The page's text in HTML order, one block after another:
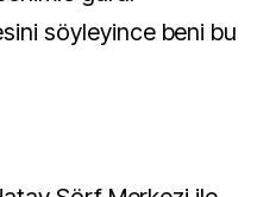
söyleyince beni bu